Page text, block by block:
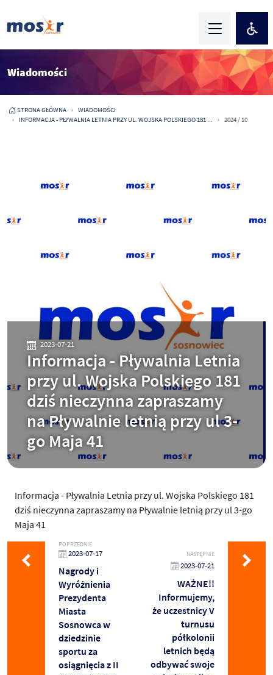
Wiadomości
STRONA GŁÓWNA
WIADOMOŚCI
INFORMACJA - PŁYWALNIA LETNIA PRZY UL. WOJSKA POLSKIEGO 181 ...
2024 / 10
2023-07-21
Informacja - Pływalnia Letnia
przy ul. Wojska Polskiego 181
dziś nieczynna zapraszamy
na Pływalnie letnią przy ul 3-
go Maja 41
Informacja - Pływalnia Letnia przy ul. Wojska Polskiego 181
dziś nieczynna zapraszamy na Pływalnie letnią przy ul 3-go
Maja 41
POPRZEDNIE
2023-07-17
Nagrody i
Wyróżnienia
Prezydenta
Miasta
Sosnowca w
dziedzinie
sportu za
osiągnięcia z II
NASTĘPNIE
2023-07-21
WAŻNE!!
Informujemy,
że uczestnicy V
turnusu
półkolonii
letnich będą
odbywać swoje